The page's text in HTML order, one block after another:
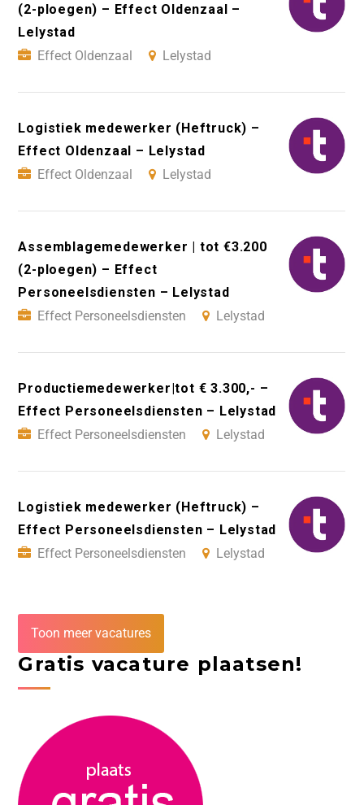
(2-ploegen) – Effect Oldenzaal –
Lelystad
Effect Oldenzaal
Lelystad
Logistiek medewerker (Heftruck) –
Effect Oldenzaal – Lelystad
Effect Oldenzaal
Lelystad
Assemblagemedewerker | tot €3.200
(2-ploegen) – Effect
Personeelsdiensten – Lelystad
Effect Personeelsdiensten
Lelystad
Productiemedewerker|tot € 3.300,- –
Effect Personeelsdiensten – Lelystad
Effect Personeelsdiensten
Lelystad
Logistiek medewerker (Heftruck) –
Effect Personeelsdiensten – Lelystad
Effect Personeelsdiensten
Lelystad
Toon meer vacatures
Gratis vacature plaatsen!